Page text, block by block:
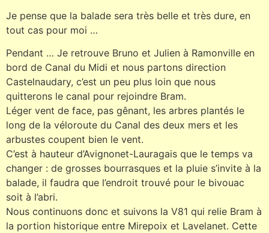
Je pense que la balade sera très belle et très dure, en
tout cas pour moi …
Pendant … Je retrouve Bruno et Julien à Ramonville en
bord de Canal du Midi et nous partons direction
Castelnaudary, c’est un peu plus loin que nous
quitterons le canal pour rejoindre Bram.
Léger vent de face, pas gênant, les arbres plantés le
long de la véloroute du Canal des deux mers et les
arbustes coupent bien le vent.
C’est à hauteur d’Avignonet-Lauragais que le temps va
changer : de grosses bourrasques et la pluie s’invite à la
balade, il faudra que l’endroit trouvé pour le bivouac
soit à l’abri.
Nous continuons donc et suivons la V81 qui relie Bram à
la portion historique entre Mirepoix et Lavelanet. Cette